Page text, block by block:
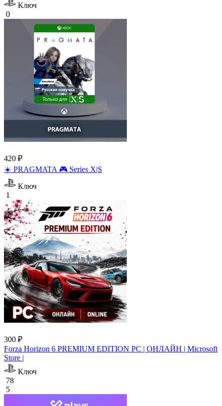
Ключ
0
420 ₽
☀️ PRAGMATA 🎮 Series X|S
Ключ
1
300 ₽
Forza Horizon 6 PREMIUM EDITION PC | ОНЛАЙН | Microsoft
Store |
Ключ
78
5